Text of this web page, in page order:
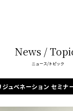
News /
ニュース/トピック
ジュベネーション セミナ